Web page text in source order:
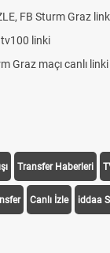
FB Sturm Graz link
tv100 linki
Graz maçı canlı linki
Transfer Haberleri
Canlı İzle iddaa